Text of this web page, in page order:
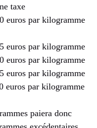
taxe
euros par kilogramme
euros par kilogramme
euros par kilogramme
euros par kilogramme
euros par kilogramme
paiera donc